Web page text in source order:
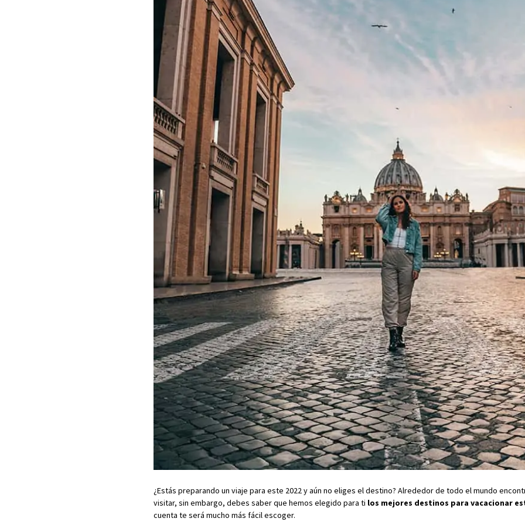
¿Estás preparando un viaje para este 2022 y aún no eliges el destino? Alrededor de todo el mundo
visitar, sin embargo, debes saber que hemos elegido para ti los mejores destinos para vacacionar
cuenta te será mucho más fácil escoger.